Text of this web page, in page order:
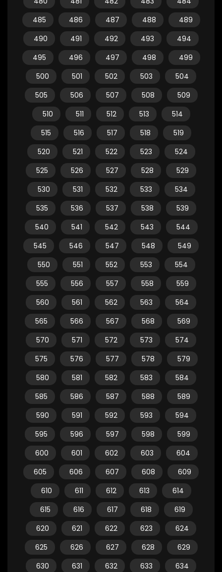
485
486 487 488
489
490
491 492 493
494
495
496 497 498
499
500
501 502 503
504
505
506 507 508
509
510
511 512 513
514
515
516 517 518
519
520
521 522 523
524
525
526 527 528
529
530
531 532 533
534
535
536 537 538
539
540
541 542 543
544
545
546 547 548
549
550
551 552 553
554
555
556 557 558
559
560
561 562 563
564
565
566 567 568
569
570
571 572 573
574
575
576 577 578
579
580
581 582 583
584
585
586 587 588
589
590
591 592 593
594
595
596 597 598
599
600
601 602 603
604
605
606 607 608
609
610
611 612 613
614
615
616 617 618
619
620
621 622 623
624
625
626 627 628
629
630
631 632 633
634